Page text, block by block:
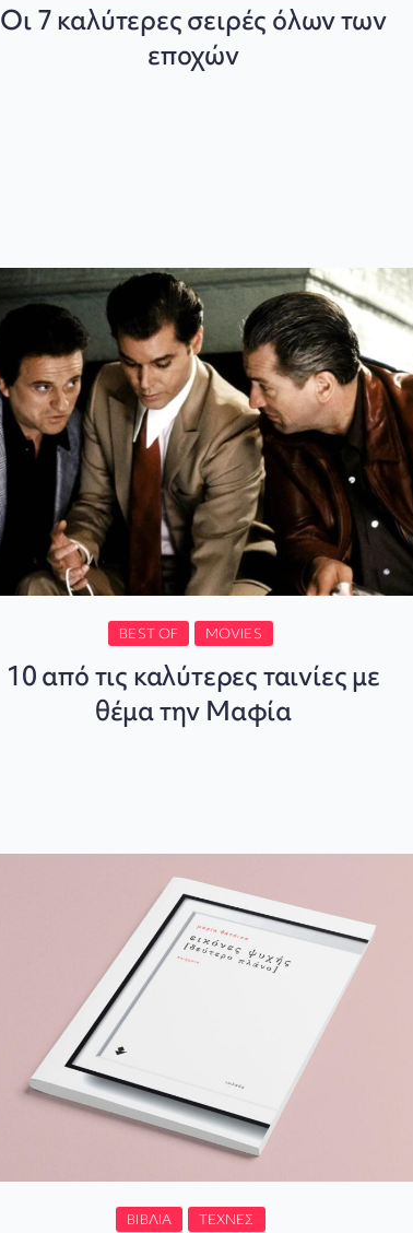
Οι 7 καλύτερες σειρές όλων των
εποχών
BEST OF MOVIES
10 από τις καλύτερες ταινίες με
θέμα την Μαφία
ΒΙΒΛΊΑ ΤΈΧΝΕΣ